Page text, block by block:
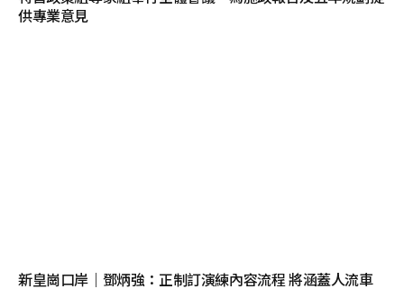
供專業意見
新皇崗口岸｜鄧炳強：正制訂演練內容流程 將涵蓋人流車